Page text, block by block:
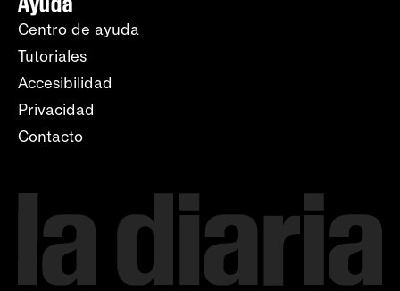
Centro de ayuda
Tutoriales
Accesibilidad
Privacidad
Contacto